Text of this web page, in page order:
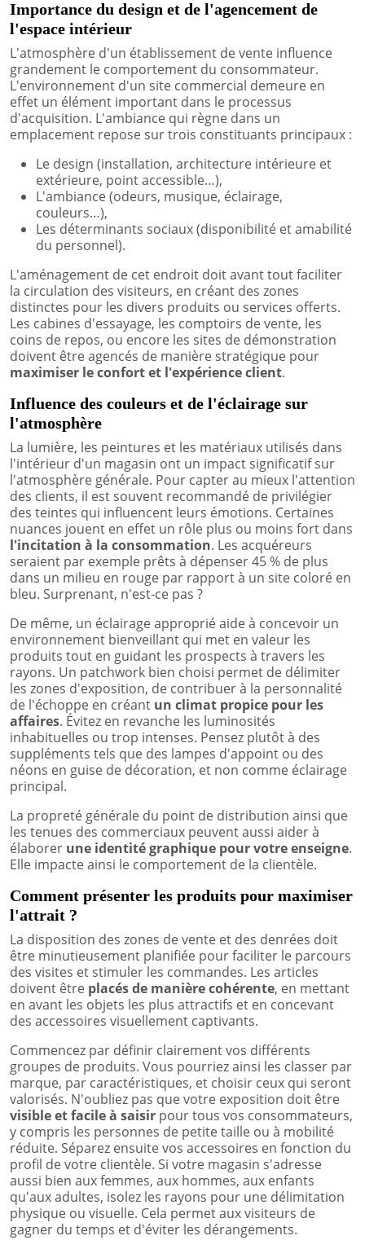
Importance du design et de l'agencement de
l'espace intérieur
L'atmosphère d'un établissement de vente influence
grandement le comportement du consommateur.
L'environnement d'un site commercial demeure en
effet un élément important dans le processus
d'acquisition. L'ambiance qui règne dans un
emplacement repose sur trois constituants principaux :
Le design (installation, architecture intérieure et
extérieure, point accessible…),
L'ambiance (odeurs, musique, éclairage,
couleurs…),
Les déterminants sociaux (disponibilité et amabilité
du personnel).
L'aménagement de cet endroit doit avant tout faciliter
la circulation des visiteurs, en créant des zones
distinctes pour les divers produits ou services offerts.
Les cabines d'essayage, les comptoirs de vente, les
coins de repos, ou encore les sites de démonstration
doivent être agencés de manière stratégique pour
maximiser le confort et l'expérience client.
Influence des couleurs et de l'éclairage sur
l'atmosphère
La lumière, les peintures et les matériaux utilisés dans
l'intérieur d'un magasin ont un impact significatif sur
l'atmosphère générale. Pour capter au mieux l'attention
des clients, il est souvent recommandé de privilégier
des teintes qui influencent leurs émotions. Certaines
nuances jouent en effet un rôle plus ou moins fort dans
l'incitation à la consommation. Les acquéreurs
seraient par exemple prêts à dépenser 45 % de plus
dans un milieu en rouge par rapport à un site coloré en
bleu. Surprenant, n'est-ce pas ?
De même, un éclairage approprié aide à concevoir un
environnement bienveillant qui met en valeur les
produits tout en guidant les prospects à travers les
rayons. Un patchwork bien choisi permet de délimiter
les zones d'exposition, de contribuer à la personnalité
de l'échoppe en créant un climat propice pour les
affaires. Évitez en revanche les luminosités
inhabituelles ou trop intenses. Pensez plutôt à des
suppléments tels que des lampes d'appoint ou des
néons en guise de décoration, et non comme éclairage
principal.
La propreté générale du point de distribution ainsi que
les tenues des commerciaux peuvent aussi aider à
élaborer une identité graphique pour votre enseigne.
Elle impacte ainsi le comportement de la clientèle.
Comment présenter les produits pour maximiser
l'attrait ?
La disposition des zones de vente et des denrées doit
être minutieusement planifiée pour faciliter le parcours
des visites et stimuler les commandes. Les articles
doivent être placés de manière cohérente, en mettant
en avant les objets les plus attractifs et en concevant
des accessoires visuellement captivants.
Commencez par définir clairement vos différents
groupes de produits. Vous pourriez ainsi les classer par
marque, par caractéristiques, et choisir ceux qui seront
valorisés. N'oubliez pas que votre exposition doit être
visible et facile à saisir pour tous vos consommateurs,
y compris les personnes de petite taille ou à mobilité
réduite. Séparez ensuite vos accessoires en fonction du
profil de votre clientèle. Si votre magasin s'adresse
aussi bien aux femmes, aux hommes, aux enfants
qu'aux adultes, isolez les rayons pour une délimitation
physique ou visuelle. Cela permet aux visiteurs de
gagner du temps et d'éviter les dérangements.